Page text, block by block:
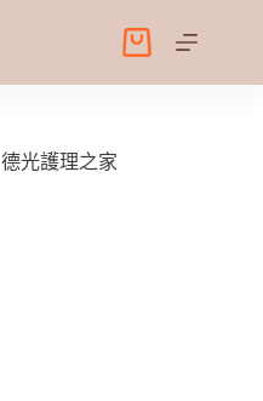
購
物
德光護理之家